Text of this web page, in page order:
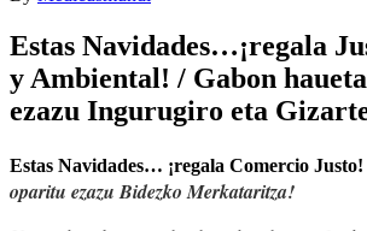
Estas Navidades…¡regala
y Ambiental! / Gabon
ezazu Ingurugiro eta
Estas Navidades… ¡regala Comercio
oparitu ezazu Bidezko Merkataritza!